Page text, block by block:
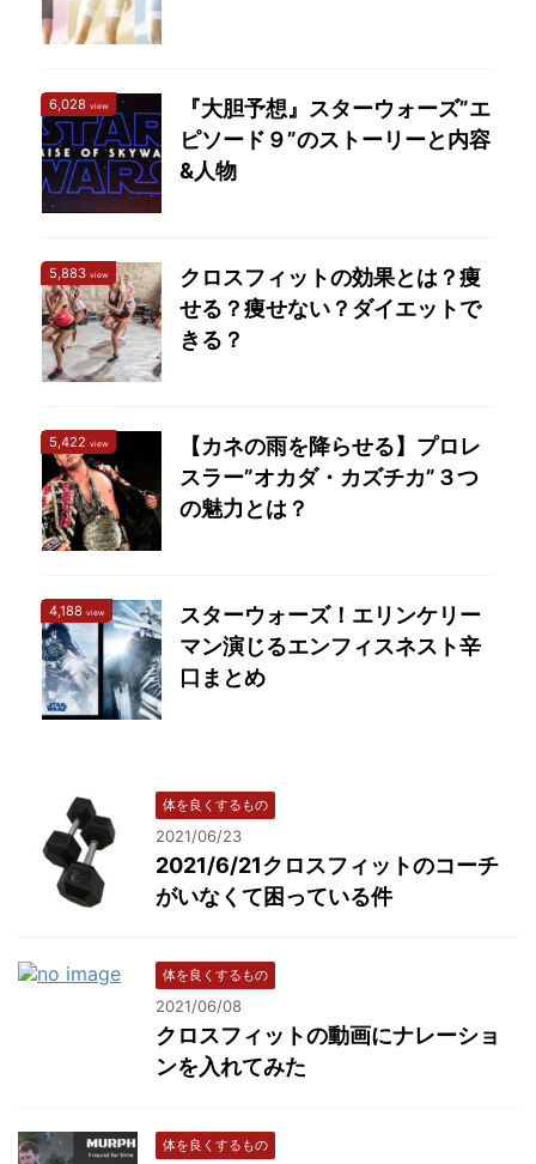
6,028 view
『大胆予想』スターウォーズ”エ
ピソード９”のストーリーと内容
&人物
5,883 view
クロスフィットの効果とは？痩
せる？痩せない？ダイエットで
きる？
5,422 view
【カネの雨を降らせる】プロレ
スラー”オカダ・カズチカ”３つ
の魅力とは？
4,188 view
スターウォーズ！エリンケリー
マン演じるエンフィスネスト辛
口まとめ
体を良くするもの
2021/06/23
2021/6/21クロスフィットのコーチ
がいなくて困っている件
体を良くするもの
2021/06/08
クロスフィットの動画にナレーショ
ンを入れてみた
体を良くするもの